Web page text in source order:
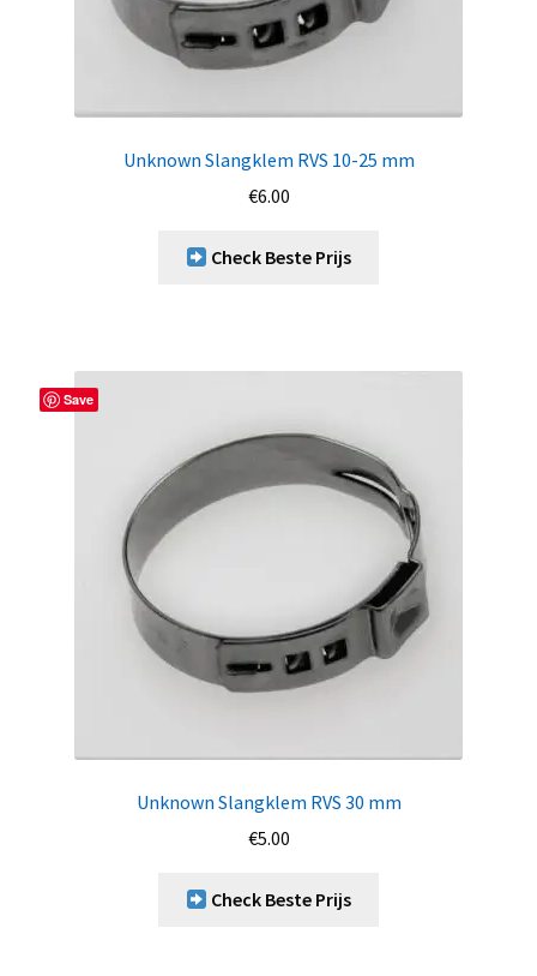
Unknown Slangklem RVS 10-25 mm
€6.00
Check Beste Prijs
Save
Unknown Slangklem RVS 30 mm
€5.00
Check Beste Prijs